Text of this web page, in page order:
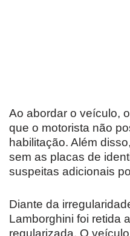
Ao abordar o veículo,
que o motorista não
habilitação. Além
sem as placas de
suspeitas adicionais
Diante da
Lamborghini foi retida
regularizada. O